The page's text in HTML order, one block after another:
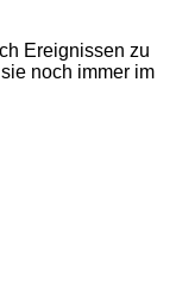
Ereignissen zu
noch immer im